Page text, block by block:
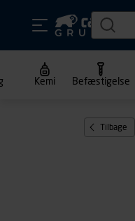
Kemi Befæstigelse
Tilbage